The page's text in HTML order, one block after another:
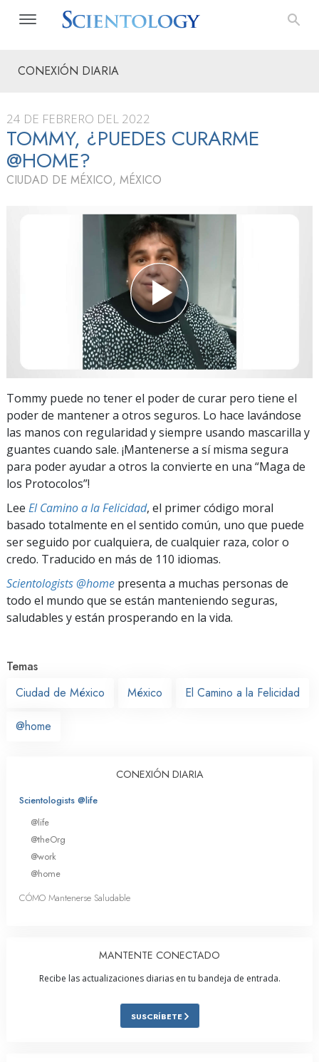
CONEXIÓN DIARIA
24 DE FEBRERO DEL 2022
TOMMY, ¿PUEDES CURARME
@HOME?
CIUDAD DE MÉXICO, MÉXICO
Tommy puede no tener el poder de curar pero tiene el
poder de mantener a otros seguros. Lo hace lavándose
las manos con regularidad y siempre usando mascarilla y
guantes cuando sale. ¡Mantenerse a sí misma segura
para poder ayudar a otros la convierte en una “Maga de
los Protocolos”!
Lee El Camino a la Felicidad, el primer código moral
basado totalmente en el sentido común, uno que puede
ser seguido por cualquiera, de cualquier raza, color o
credo. Traducido en más de 110 idiomas.
Scientologists @home presenta a muchas personas de
todo el mundo que se están manteniendo seguras,
saludables y están prosperando en la vida.
Temas
Ciudad de México
México El Camino a la Felicidad
@home
CONEXIÓN DIARIA
Scientologists @life
@life
@theOrg
@work
@home
CÓMO Mantenerse Saludable
MANTENTE CONECTADO
Recibe las actualizaciones diarias en tu bandeja de entrada.
SUSCRÍBETE